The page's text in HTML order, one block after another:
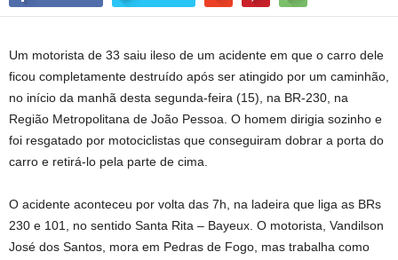
Um motorista de 33 saiu ileso de um acidente em que o carro dele
ficou completamente destruído após ser atingido por um caminhão,
no início da manhã desta segunda-feira (15), na BR-230, na
Região Metropolitana de João Pessoa. O homem dirigia sozinho e
foi resgatado por motociclistas que conseguiram dobrar a porta do
carro e retirá-lo pela parte de cima.
O acidente aconteceu por volta das 7h, na ladeira que liga as BRs
230 e 101, no sentido Santa Rita – Bayeux. O motorista, Vandilson
José dos Santos, mora em Pedras de Fogo, mas trabalha como